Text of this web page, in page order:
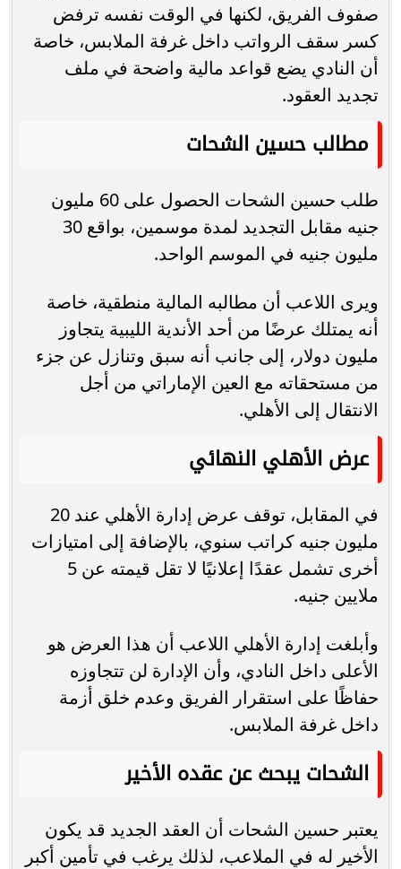
صفوف الفريق، لكنها في الوقت نفسه ترفض
كسر سقف الرواتب داخل غرفة الملابس، خاصة
أن النادي يضع قواعد مالية واضحة في ملف
تجديد العقود.
مطالب حسين الشحات
طلب حسين الشحات الحصول على 60 مليون
جنيه مقابل التجديد لمدة موسمين، بواقع 30
مليون جنيه في الموسم الواحد.
ويرى اللاعب أن مطالبه المالية منطقية، خاصة
أنه يمتلك عرضًا من أحد الأندية الليبية يتجاوز
مليون دولار، إلى جانب أنه سبق وتنازل عن جزء
من مستحقاته مع العين الإماراتي من أجل
الانتقال إلى الأهلي.
عرض الأهلي النهائي
في المقابل، توقف عرض إدارة الأهلي عند 20
مليون جنيه كراتب سنوي، بالإضافة إلى امتيازات
أخرى تشمل عقدًا إعلانيًا لا تقل قيمته عن 5
ملايين جنيه.
وأبلغت إدارة الأهلي اللاعب أن هذا العرض هو
الأعلى داخل النادي، وأن الإدارة لن تتجاوزه
حفاظًا على استقرار الفريق وعدم خلق أزمة
داخل غرفة الملابس.
الشحات يبحث عن عقده الأخير
يعتبر حسين الشحات أن العقد الجديد قد يكون
الأخير له في الملاعب، لذلك يرغب في تأمين أكبر